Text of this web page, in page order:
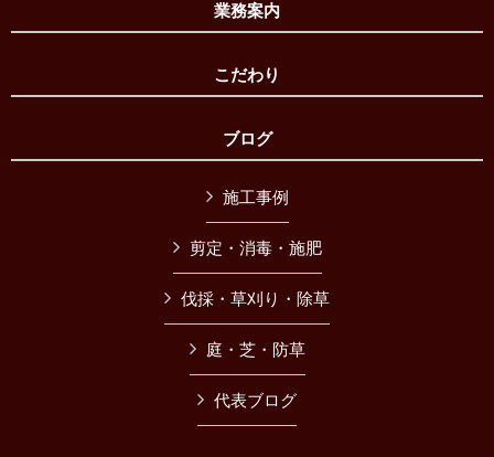
業務案内
こだわり
ブログ
施工事例
剪定・消毒・施肥
伐採・草刈り・除草
庭・芝・防草
代表ブログ